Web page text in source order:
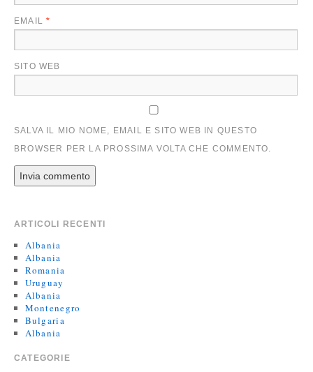
EMAIL*
SITO WEB
SALVA IL MIO NOME, EMAIL E SITO WEB IN QUESTO
BROWSER PER LA PROSSIMA VOLTA CHE COMMENTO.
ARTICOLI RECENTI
Albania
Albania
Romania
Uruguay
Albania
Montenegro
Bulgaria
Albania
CATEGORIE